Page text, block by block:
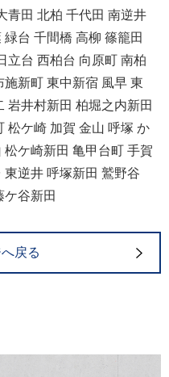
青田 北柏 千代田 南逆井
台 千間橋 高柳 篠籠田
立台 西柏台 向原町 南柏
新町 東中新宿 風早 東
岩井村新田 柏堀之内新田
松ケ崎 加賀 金山 呼塚 か
ケ崎新田 亀甲台町 手賀
逆井 呼塚新田 鷲野谷
ケ谷新田
戻る